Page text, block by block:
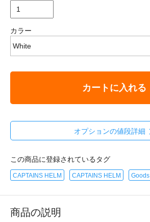
カラー
カートに入れる
オプションの値段詳細
この商品に登録されているタグ
CAPTAINS HELM CAPTAINS HELM Goods
商品の説明